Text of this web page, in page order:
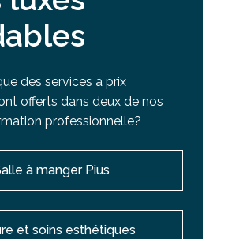
des services à prix
offerts dans deux de nos
professionnelle?
à manger Pius
et soins esthétiques